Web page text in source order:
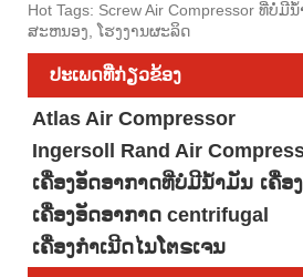
Hot Tags: Screw Air Compressor ທີ່ບໍ່
ສະຫນອງ, ໂຮງງານຜະລິດ
ປະເພດທີ່ກ່ຽວຂ້ອງ
Atlas Air Compressor
Ingersoll Rand Air
ເຄື່ອງອັດອາກາດທີ່ບໍ່ມີນໍ້າມັນ ເຄື່ອ
ເຄື່ອງອັດອາກາດ centrifugal
ເຄື່ອງກໍາເນີດໄນໂຕຣເຈນ